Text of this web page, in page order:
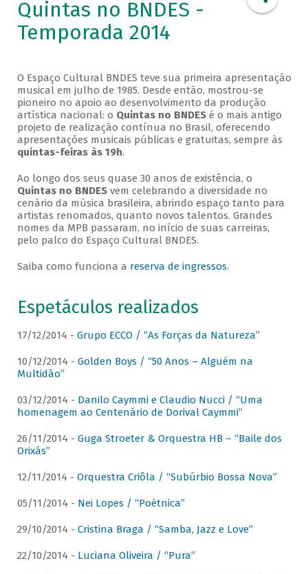
Quintas no BNDES -
Temporada 2014
O Espaço Cultural BNDES teve sua primeira apresentação
musical em julho de 1985. Desde então, mostrou-se
pioneiro no apoio ao desenvolvimento da produção
artística nacional: o Quintas no BNDESé o mais antigo
projeto de realização contínua no Brasil, oferecendo
apresentações musicais públicas e gratuitas, sempre às
quintas-feiras às 19h.
Ao longo dos seus quase 30 anos de existência, o
Quintas no BNDESvem celebrando a diversidade no
cenário da música brasileira, abrindo espaço tanto para
artistas renomados, quanto novos talentos. Grandes
nomes da MPB passaram, no início de suas carreiras,
pelo palco do Espaço Cultural BNDES.
Saiba como funciona a reserva de ingressos.
Espetáculos realizados
17/12/2014 - Grupo ECCO / “As Forças da Natureza”
10/12/2014 - Golden Boys / “50 Anos – Alguém na
Multidão”
03/12/2014 - Danilo Caymmi e Claudio Nucci / “Uma
homenagem ao Centenário de Dorival Caymmi”
26/11/2014 - Guga Stroeter & Orquestra HB – “Baile dos
Orixás”
12/11/2014 - Orquestra Criôla / “Subúrbio Bossa Nova”
05/11/2014 - Nei Lopes / “Poétnica”
29/10/2014 - Cristina Braga / “Samba, Jazz e Love”
22/10/2014 - Luciana Oliveira / “Pura”